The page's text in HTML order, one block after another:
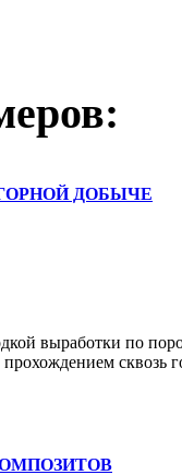
ДОБЫЧЕ
выработки по
сквозь